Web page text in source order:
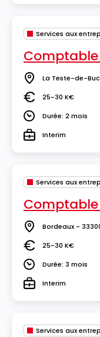
Services aux
Comptable
Lieu La Teste-de-
Salaire25-30 K€
DuréeDurée: 2 mois
TypeInterim
Services aux
Lieu Bordeaux -
Salaire25-30 K€
DuréeDurée: 3 mois
TypeInterim
Services aux